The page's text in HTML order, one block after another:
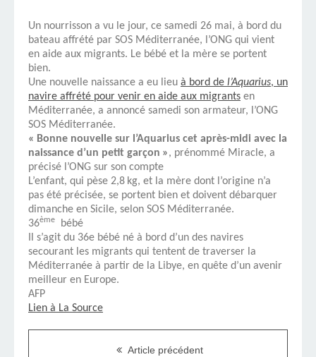
Un nourrisson a vu le jour, ce samedi 26 mai, à bord du
bateau affrété par SOS Méditerranée, l’ONG qui vient
en aide aux migrants. Le bébé et la mère se portent
bien.
Une nouvelle naissance a eu lieu à bord de l’Aquarius, un
navire affrété pour venir en aide aux migrants en
Méditerranée, a annoncé samedi son armateur, l’ONG
SOS Méditerranée.
« Bonne nouvelle sur l’Aquarius cet après-midi avec la
naissance d’un petit garçon », prénommé Miracle, a
précisé l’ONG sur son compte
L’enfant, qui pèse 2,8 kg, et la mère dont l’origine n’a
pas été précisée, se portent bien et doivent débarquer
dimanche en Sicile, selon SOS Méditerranée.
36ème
bébé
Il s’agit du 36e bébé né à bord d’un des navires
secourant les migrants qui tentent de traverser la
Méditerranée à partir de la Libye, en quête d’un avenir
meilleur en Europe.
AFP
Lien à La Source
Article précédent